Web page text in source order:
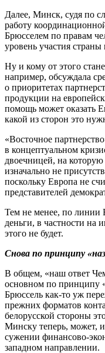
Далее, Минск, судя по
работу
Брюсселем по правам
уровень участия
Ну и кому от этого
например, обсуждала
о приоритетах
продукции на
помощь может оказать
какой из сторон это
«Восточное
в концептуальном
двоечницей, на
изначально не
поскольку Европа не
представителей
Тем не менее, по линии
деньги, в частности на
этого не будет.
Снова по принципу
В общем, «наш ответ
основном по принципу
Брюссель как-то уж
прежних форматов
белорусской стороны
Минску теперь, может, и
сужении финансово-
западном направлении.